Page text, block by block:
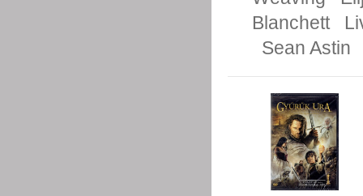
Blanchett
Sean Astin